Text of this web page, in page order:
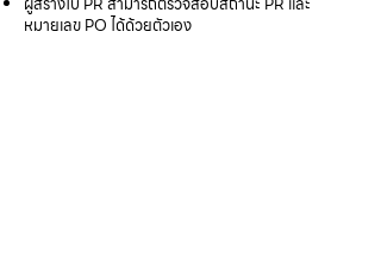
หมายเลข PO ได้ด้วยตัวเอง